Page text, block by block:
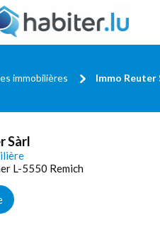
immobilières Immo Reuter
Sàrl
L-5550 Remich